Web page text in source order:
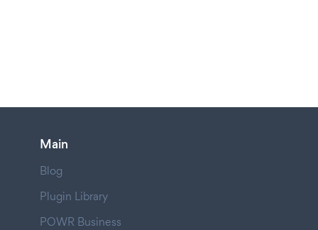
Main
Blog
Plugin Library
POWR Business